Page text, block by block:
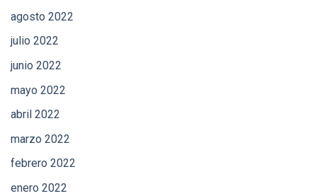
agosto 2022
julio 2022
junio 2022
mayo 2022
abril 2022
marzo 2022
febrero 2022
enero 2022